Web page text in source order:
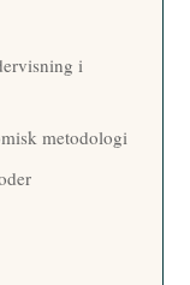
i
metodologi